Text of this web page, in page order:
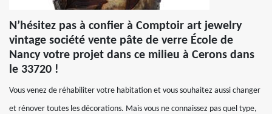
N’hésitez pas à confier à Comptoir art jewelry
vintage société vente pâte de verre École de
Nancy votre projet dans ce milieu à Cerons dans
le 33720 !
Vous venez de réhabiliter votre habitation et vous souhaitez aussi changer
et rénover toutes les décorations. Mais vous ne connaissez pas quel type,